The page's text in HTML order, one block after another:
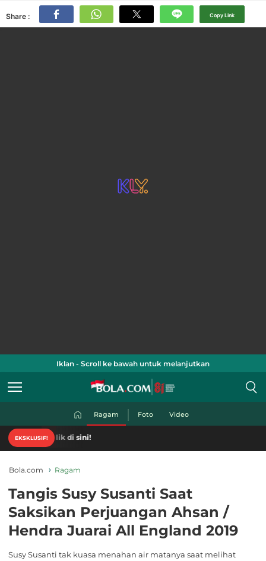
Share : Copy Link
Iklan - Scroll ke bawah untuk melanjutkan
Ragam Foto Video
EKSKLUSIF!
Bola.com Ragam
Tangis Susy Susanti Saat
Saksikan Perjuangan Ahsan /
Hendra Juarai All England 2019
Susy Susanti tak kuasa menahan air matanya saat melihat